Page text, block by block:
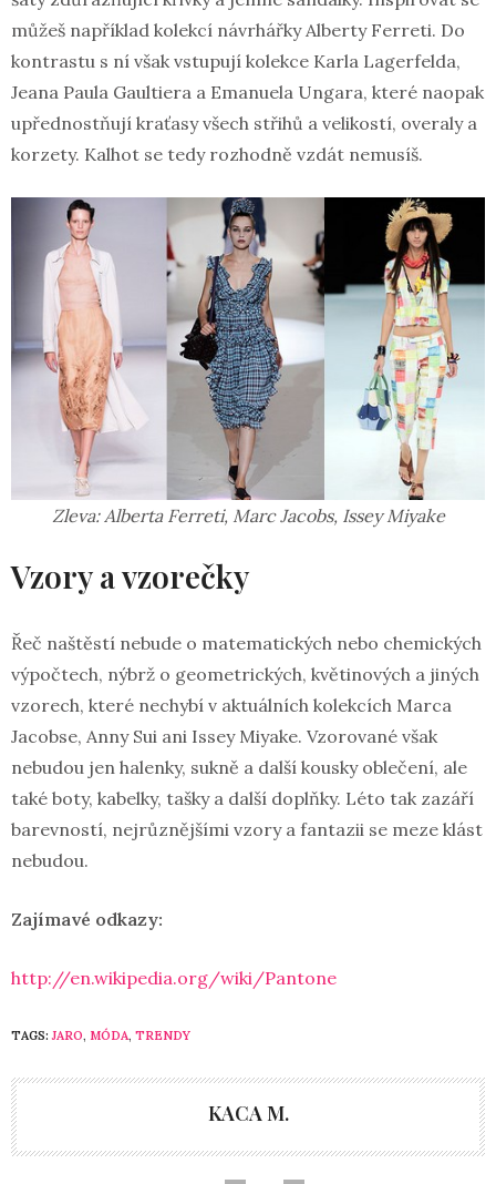
můžeš například kolekcí návrhářky Alberty Ferreti. Do
kontrastu s ní však vstupují kolekce Karla Lagerfelda,
Jeana Paula Gaultiera a Emanuela Ungara, které naopak
upřednostňují kraťasy všech střihů a velikostí, overaly a
korzety. Kalhot se tedy rozhodně vzdát nemusíš.
Zleva: Alberta Ferreti, Marc Jacobs, Issey Miyake
Vzory a vzorečky
Řeč naštěstí nebude o matematických nebo chemických
výpočtech, nýbrž o geometrických, květinových a jiných
vzorech, které nechybí v aktuálních kolekcích Marca
Jacobse, Anny Sui ani Issey Miyake. Vzorované však
nebudou jen halenky, sukně a další kousky oblečení, ale
také boty, kabelky, tašky a další doplňky. Léto tak zazáří
barevností, nejrůznějšími vzory a fantazii se meze klást
nebudou.
Zajímavé odkazy:
http://en.wikipedia.org/wiki/Pantone
TAGS: JARO, MÓDA, TRENDY
KACA M.